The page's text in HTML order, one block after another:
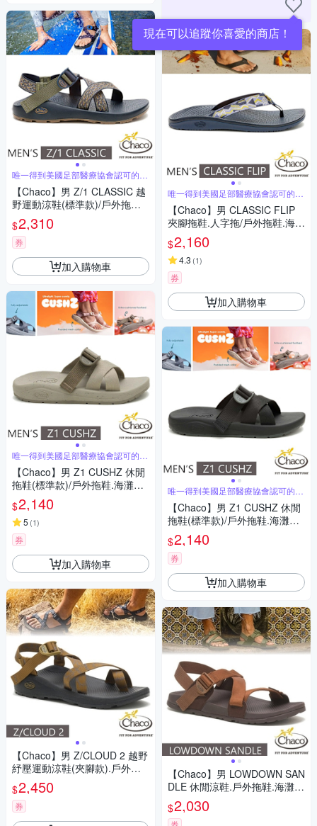
唯一得到美國足部醫療協會認可的運
動涼鞋
【Chaco】男 Z/1 CLASSIC 越
野運動涼鞋(標準款)/戶外拖鞋.
海灘鞋_CH-ZCM01-HL70 巔峰
藍夜
$2,310
券
加入購物車
唯一得到美國足部醫療協會認可的運
動涼鞋
【Chaco】男 Z1 CUSHZ 休閒
拖鞋(標準款)/戶外拖鞋.海灘鞋_
CH-USM01-HL78 滄海泥潤
$2,140
5 (1)
券
加入購物車
【Chaco】男 Z/CLOUD 2 越野
紓壓運動涼鞋(夾腳款).戶外拖
鞋.海灘鞋_CH-ZLM02-HI34 天
際青銅
$2,450
券
現在可以追蹤你喜愛的商店！
唯一得到美國足部醫療協會認可的專
業戶外鞋
【Chaco】男 CLASSIC FLIP
夾腳拖鞋.人字拖/戶外拖鞋.海灘
鞋_CH-CFM01-HL51 輕舟檸檬
$2,160
4.3 (1)
券
加入購物車
唯一得到美國足部醫療協會認可的運
動涼鞋
【Chaco】男 Z1 CUSHZ 休閒
拖鞋(標準款)/戶外拖鞋.海灘鞋_
CH-USM01-H505 黑
$2,140
券
加入購物車
【Chaco】男 LOWDOWN SAN
DLE 休閒涼鞋.戶外拖鞋.海灘鞋
_CH-LAM01-HI27 長袍僧人
$2,030